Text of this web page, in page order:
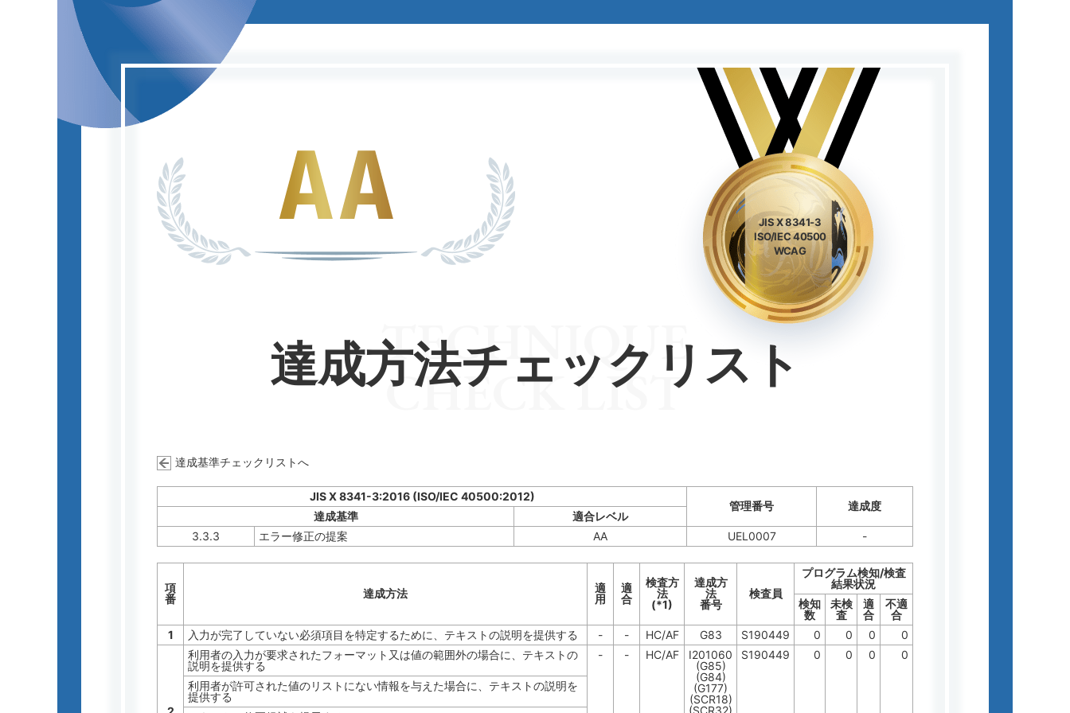
JIS X 8341-3
ISO/IEC 40500
WCAG
達成方法チェックリスト
TECHNIQUE
CHECK LIST
達成基準チェックリストへ
JIS X 8341-3:2016 (ISO/IEC 40500:2012)
管理番号 達成度
達成基準
適合レベル
3.3.3
エラー修正の提案 AA UEL0007 -
項
番
達成方法
適
用
適
合
検査方
法
(*1)
達成方
法
番号
検査員
プログラム検知/検査
結果状況
検知
数
未検
査
適
合
不適
合
1
入力が完了していない必須項目を特定するために、テキストの説明を提供する - - HC/AF G83 S190449 0 0 0 0
利用者の入力が要求されたフォーマット又は値の範囲外の場合に、テキストの
説明を提供する
- - HC/AF
I201060
(G85)
(G84)
(G177)
(SCR18)
(SCR32)
S190449 0 0 0 0
利用者が許可された値のリストにない情報を与えた場合に、テキストの説明を
提供する